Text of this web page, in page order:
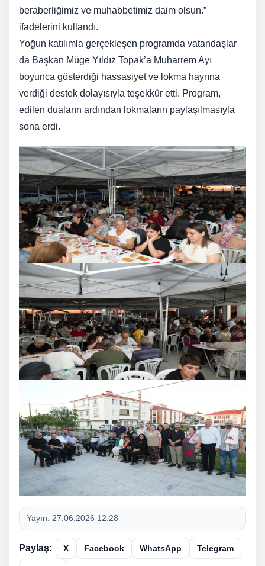
beraberliğimiz ve muhabbetimiz daim olsun.”
ifadelerini kullandı.
Yoğun katılımla gerçekleşen programda vatandaşlar
da Başkan Müge Yıldız Topak’a Muharrem Ayı
boyunca gösterdiği hassasiyet ve lokma hayrına
verdiği destek dolayısıyla teşekkür etti. Program,
edilen duaların ardından lokmaların paylaşılmasıyla
sona erdi.
Yayın: 27.06.2026 12:28
Paylaş: X Facebook WhatsApp Telegram